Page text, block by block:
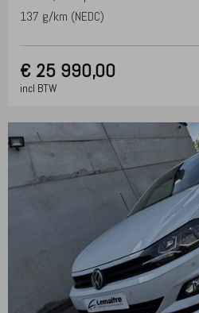
137 g/km (NEDC)
€ 25 990,00
incl BTW